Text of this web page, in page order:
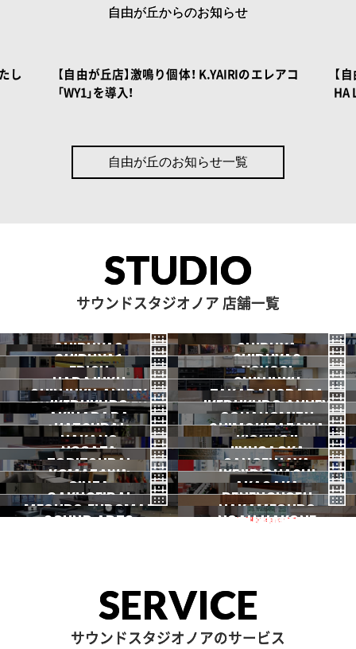
自由が丘からのお知らせ
し
【自由が丘店】激鳴り個体！ K.YAIRIのエレアコ
「WY1」を導入！
【
HA
自由が丘のお知らせ一覧
STUDIO
サウンドスタジオノア 店舗一覧
SHIBUYA3
渋谷3号
2026.07 OPEN
SHIBUYA
渋谷本店
SHIBUYA1
渋谷1号
SHIBUYA2
渋谷2号
EBISU
恵比寿
YOYOGI
代々木
HARAJUKU
原宿
SHINJUKU
新宿
SHINJUKU ANNEX
新宿ANNEX
TAKADANOBABA
高田馬場
IKEBUKURO
池袋
IKEBUKURO ANNEX
池袋ANNEX
AKIHABARA
秋葉原
OCHANOMIZU
御茶ノ水
HATSUDAI
初台
SHIMOKITAZAWA
下北沢
NAKANO
中野
KICHIJOJI
吉祥寺
NOGATA
野方
JIYUGAOKA
自由が丘
TORITSUDAI
都立大
SANGENJAYA
三軒茶屋
KOMAZAWA
駒沢
IKEJIRIOHASHI
池尻大橋
一時閉店中
GINZA
銀座
AKASAKA
赤坂
GAKUGEIDAI
学芸大
DENENCHOFU
田園調布
MEGURO FUDOMAE NAKAMEGURO
SOUND ARTS NOAH HAKONE
SERVICE
サウンドスタジオノアのサービス